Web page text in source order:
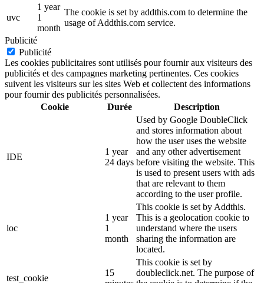
uvc
1 year
1
month
The cookie is set by addthis.com to determine the
usage of Addthis.com service.
Publicité
Publicité
Les cookies publicitaires sont utilisés pour fournir aux visiteurs des
publicités et des campagnes marketing pertinentes. Ces cookies
suivent les visiteurs sur les sites Web et collectent des informations
pour fournir des publicités personnalisées.
Cookie
Durée Description
IDE
1 year
24 days
Used by Google DoubleClick
and stores information about
how the user uses the website
and any other advertisement
before visiting the website. This
is used to present users with ads
that are relevant to them
according to the user profile.
loc
1 year
1
month
This cookie is set by Addthis.
This is a geolocation cookie to
understand where the users
sharing the information are
located.
test_cookie
15
This cookie is set by
doubleclick.net. The purpose of